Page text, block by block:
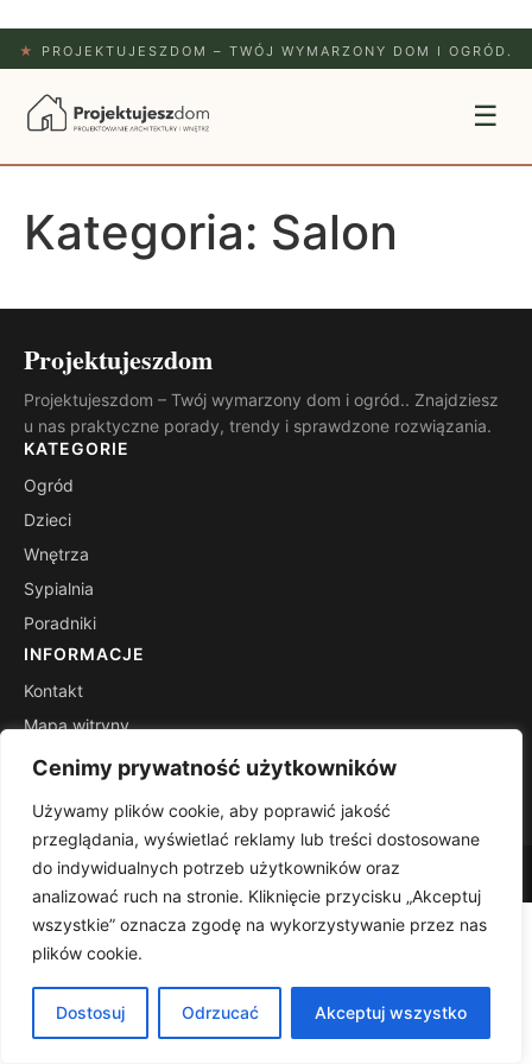
Cenimy prywatność użytkowników
Używamy plików cookie, aby poprawić jakość
przeglądania, wyświetlać reklamy lub treści dostosowane
do indywidualnych potrzeb użytkowników oraz
analizować ruch na stronie. Kliknięcie przycisku „Akceptuj
wszystkie” oznacza zgodę na wykorzystywanie przez nas
plików cookie.
Dostosuj Odrzucać Akceptuj wszystko
★ PROJEKTUJESZDOM – TWÓJ WYMARZONY DOM I OGRÓD.
☰
Kategoria: Salon
Projektujeszdom
Projektujeszdom – Twój wymarzony dom i ogród.. Znajdziesz
u nas praktyczne porady, trendy i sprawdzone rozwiązania.
KATEGORIE
Ogród
Dzieci
Wnętrza
Sypialnia
Poradniki
INFORMACJE
Kontakt
Mapa witryny
Polityka prywatności
© 2026 Projektujeszdom. Wszelkie prawa zastrzeżone.